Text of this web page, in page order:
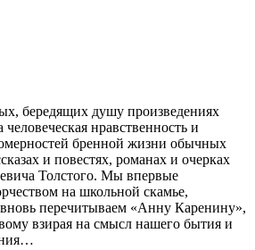
бередящих душу произведениях
нравственность и
бренной жизни обычных
и повестях, романах и очерках
Толстого. Мы впервые
на школьной скамье,
перечитываем «Анну Каренину»,
взирая на смысл нашего бытия и